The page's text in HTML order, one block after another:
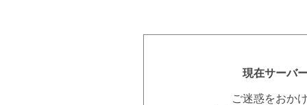
現在サーバ
ご迷惑をおか